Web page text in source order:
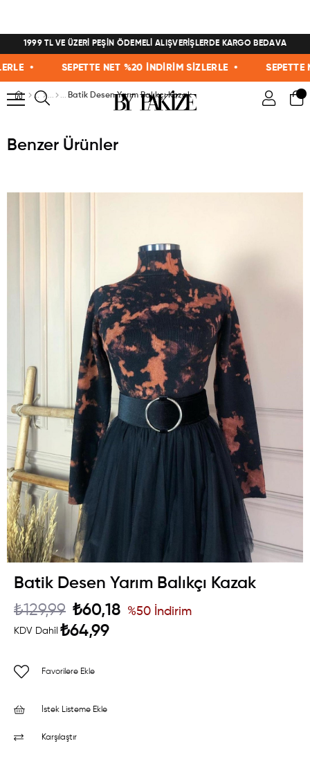
1999 TL VE ÜZERİ PEŞİN ÖDEMELİ ALIŞVERİŞLERDE KARGO BEDAVA
• SEPETTE NET %20 İNDİRİM SİZLERLE • SEPETTE
Batik Desen Yarım Balıkçı Kazak
Benzer Ürünler
Batik Desen Yarım Balıkçı Kazak
₺129,99 ₺60,18
KDV Dahil ₺64,99
%50 İndirim
Favorilere Ekle
İstek Listeme Ekle
Karşılaştır